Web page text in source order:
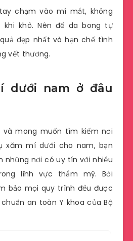
chạm vào mí mắt, không
khi khô. Nên để da bong tự
đẹp nhất và hạn chế tình
vết thương.
dưới nam ở đâu
và mong muốn tìm kiếm nơi
xăm mí dưới cho nam, bạn
những nơi có uy tín với nhiều
lĩnh vực thẩm mỹ. Bởi
bảo mọi quy trình đều được
an toàn Y khoa của Bộ